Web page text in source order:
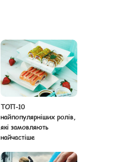
ТОП-10
найпопулярніших ролів,
які замовляють
найчастіше